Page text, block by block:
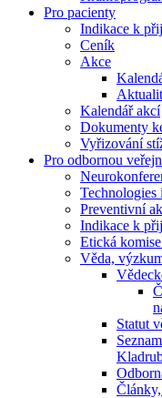
Pro pacienty
Indikace k
Ceník
Akce
Kalendář akcí
Dokumenty
Vyřizování
Pro odbornou
Technologies
Preventivní
Indikace k
Etická
Věda,
Statut